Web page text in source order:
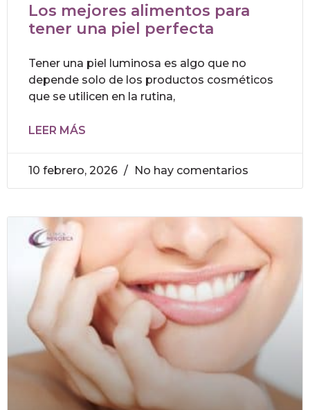
Los mejores alimentos para
tener una piel perfecta
Tener una piel luminosa es algo que no
depende solo de los productos cosméticos
que se utilicen en la rutina,
LEER MÁS
10 febrero, 2026 No hay comentarios